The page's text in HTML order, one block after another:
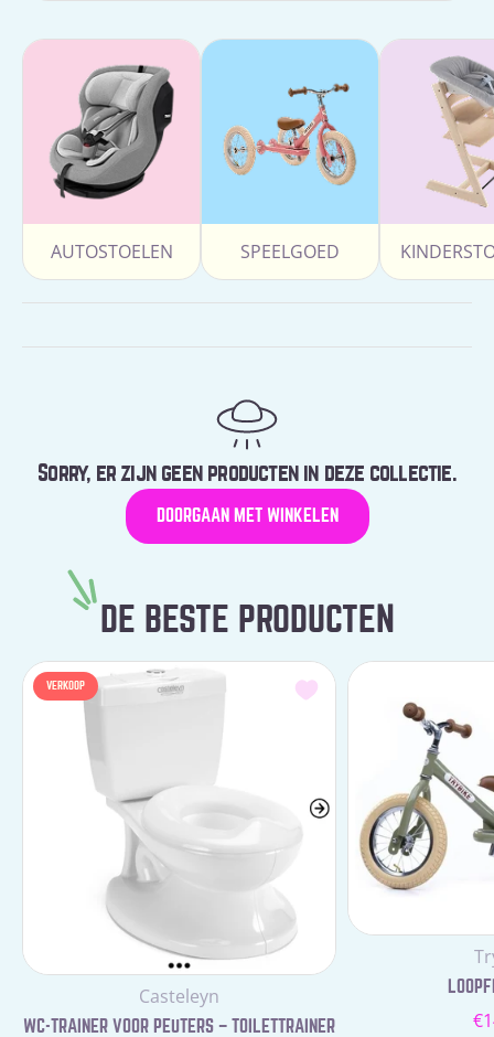
AUTOSTOELEN SPEELGOED
Sorry, er zijn geen producten in deze collectie.
DOORGAAN MET WINKELEN
DE BESTE PRODUCTEN
VERKOOP
Leverancier:
Casteleyn
WC-TRAINER VOOR PEUTERS – TOILETTRAINER